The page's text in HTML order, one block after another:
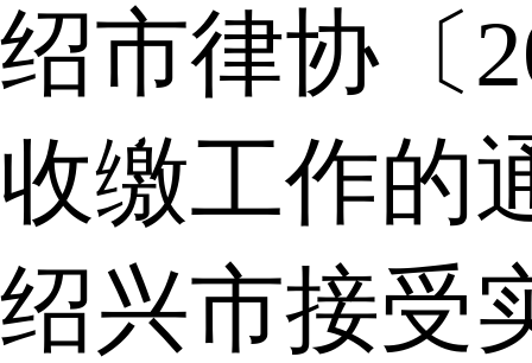
绍市律协〔
收缴工作的
绍兴市接受